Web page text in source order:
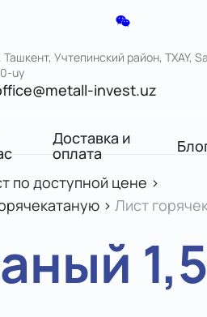
Ташкент, Учтепинский район, TXAY,
uy
invest.uz
Доставка и
оплата
по доступной цене >
> Лист